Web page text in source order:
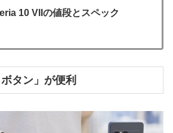
10 VIIの値段とスペック
タン」が便利